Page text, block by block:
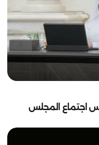
اجتماع المجلس